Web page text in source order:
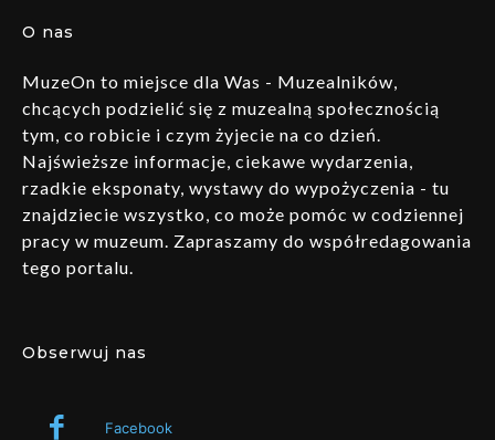
O nas
MuzeOn to miejsce dla Was - Muzealników,
chcących podzielić się z muzealną społecznością
tym, co robicie i czym żyjecie na co dzień.
Najświeższe informacje, ciekawe wydarzenia,
rzadkie eksponaty, wystawy do wypożyczenia - tu
znajdziecie wszystko, co może pomóc w codziennej
pracy w muzeum. Zapraszamy do współredagowania
tego portalu.
Obserwuj nas
Facebook